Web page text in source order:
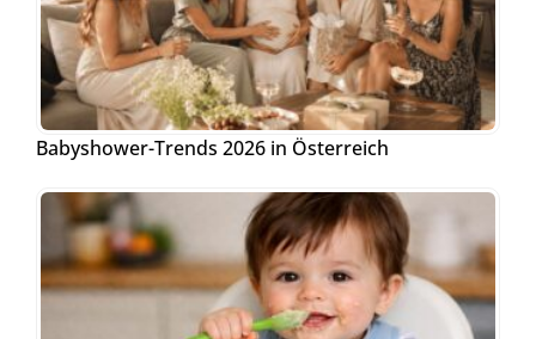
Babyshower-Trends 2026 in Österreich